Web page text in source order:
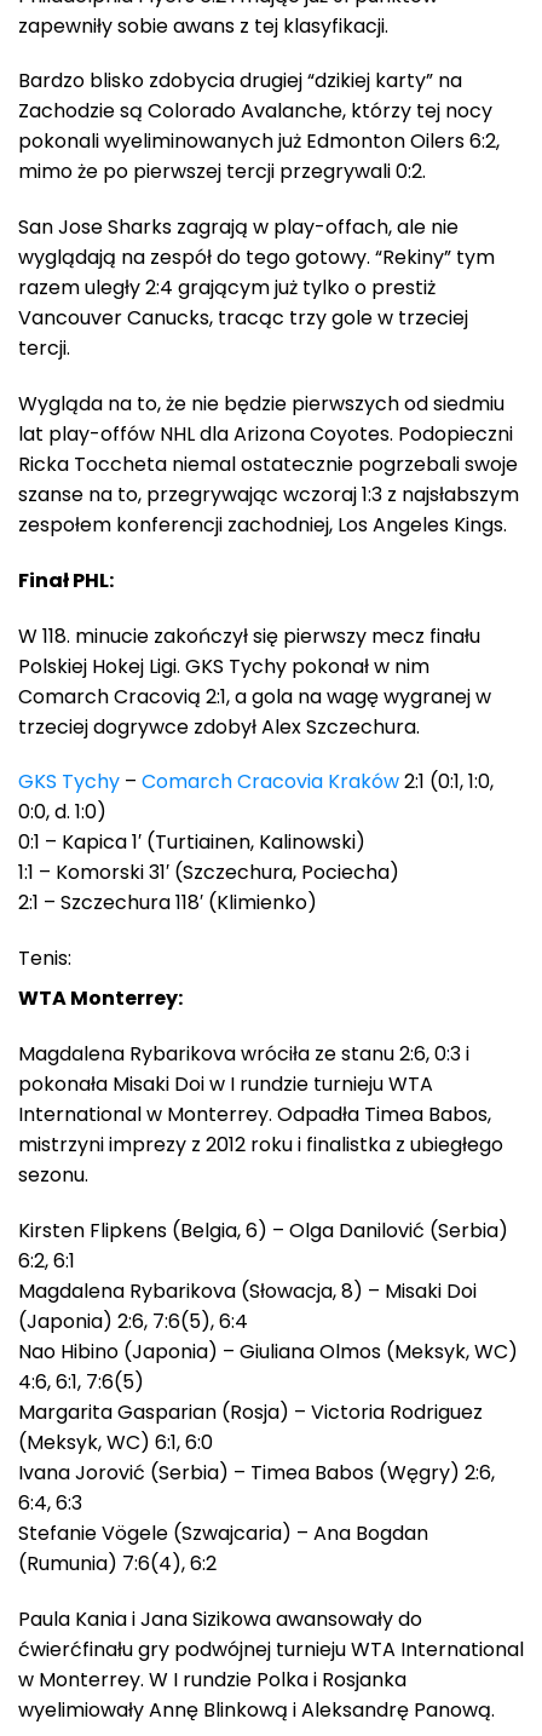
zapewniły sobie awans z tej klasyfikacji.
Bardzo blisko zdobycia drugiej “dzikiej karty” na
Zachodzie są Colorado Avalanche, którzy tej nocy
pokonali wyeliminowanych już Edmonton Oilers 6:2,
mimo że po pierwszej tercji przegrywali 0:2.
San Jose Sharks zagrają w play-offach, ale nie
wyglądają na zespół do tego gotowy. “Rekiny” tym
razem uległy 2:4 grającym już tylko o prestiż
Vancouver Canucks, tracąc trzy gole w trzeciej
tercji.
Wygląda na to, że nie będzie pierwszych od siedmiu
lat play-offów NHL dla Arizona Coyotes. Podopieczni
Ricka Toccheta niemal ostatecznie pogrzebali swoje
szanse na to, przegrywając wczoraj 1:3 z najsłabszym
zespołem konferencji zachodniej, Los Angeles Kings.
Finał PHL:
W 118. minucie zakończył się pierwszy mecz finału
Polskiej Hokej Ligi. GKS Tychy pokonał w nim
Comarch Cracovią 2:1, a gola na wagę wygranej w
trzeciej dogrywce zdobył Alex Szczechura.
GKS Tychy – Comarch Cracovia Kraków2:1 (0:1, 1:0,
0:0, d. 1:0)
0:1 – Kapica 1′ (Turtiainen, Kalinowski)
1:1 – Komorski 31′ (Szczechura, Pociecha)
2:1 – Szczechura 118′ (Klimienko)
Tenis:
WTA Monterrey:
Magdalena Rybarikova wróciła ze stanu 2:6, 0:3 i
pokonała Misaki Doi w I rundzie turnieju WTA
International w Monterrey. Odpadła Timea Babos,
mistrzyni imprezy z 2012 roku i finalistka z ubiegłego
sezonu.
Kirsten Flipkens (Belgia, 6) – Olga Danilović (Serbia)
6:2, 6:1
Magdalena Rybarikova (Słowacja, 8) – Misaki Doi
(Japonia) 2:6, 7:6(5), 6:4
Nao Hibino (Japonia) – Giuliana Olmos (Meksyk, WC)
4:6, 6:1, 7:6(5)
Margarita Gasparian (Rosja) – Victoria Rodriguez
(Meksyk, WC) 6:1, 6:0
Ivana Jorović (Serbia) – Timea Babos (Węgry) 2:6,
6:4, 6:3
Stefanie Vögele (Szwajcaria) – Ana Bogdan
(Rumunia) 7:6(4), 6:2
Paula Kania i Jana Sizikowa awansowały do
ćwierćfinału gry podwójnej turnieju WTA International
w Monterrey. W I rundzie Polka i Rosjanka
wyelimiowały Annę Blinkową i Aleksandrę Panową.